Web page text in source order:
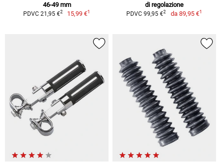
46-49 mm
PDVC 21,95 €2 15,99 €1
di regolazione
PDVC 99,95 €2 da 89,95 €1